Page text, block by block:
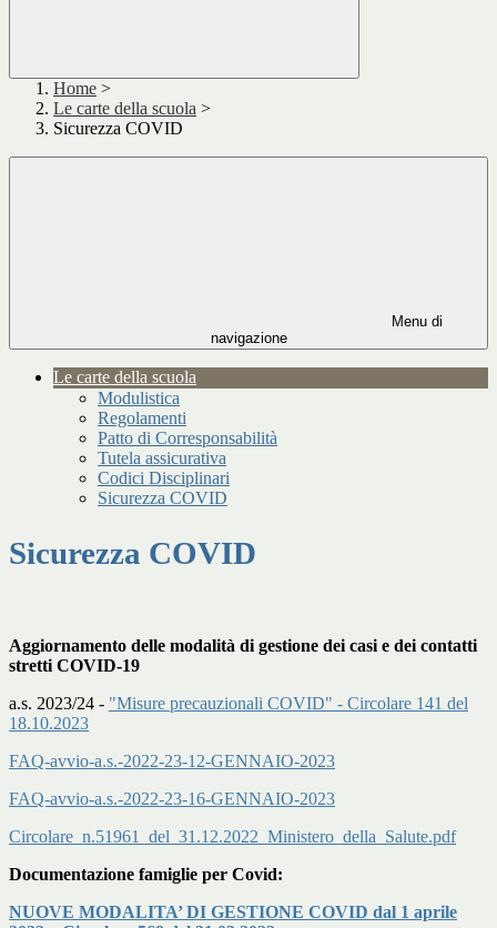
Home >
Le carte della scuola >
Sicurezza COVID
Menu di
navigazione
Le carte della scuola
Modulistica
Regolamenti
Patto di Corresponsabilità
Tutela assicurativa
Codici Disciplinari
Sicurezza COVID
Sicurezza COVID
Aggiornamento delle modalità di gestione dei casi e dei contatti
stretti COVID-19
a.s. 2023/24 - "Misure precauzionali COVID" - Circolare 141 del
18.10.2023
FAQ-avvio-a.s.-2022-23-12-GENNAIO-2023
FAQ-avvio-a.s.-2022-23-16-GENNAIO-2023
Circolare_n.51961_del_31.12.2022_Ministero_della_Salute.pdf
Documentazione famiglie per Covid:
NUOVE MODALITA’ DI GESTIONE COVID dal 1 aprile